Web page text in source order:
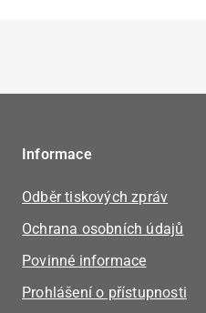
Informace
Odběr tiskových zpráv
Ochrana osobních údajů
Povinné informace
Prohlášení o přístupnosti